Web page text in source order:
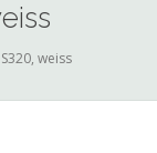
weiss